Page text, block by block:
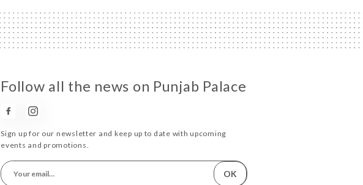
Follow all the news on Punjab Palace
Sign up for our newsletter and keep up to date with upcoming
events and promotions.
OK